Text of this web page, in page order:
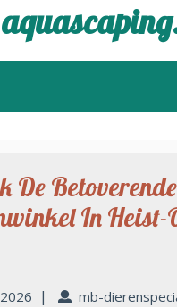
De Betoverende
In Heist-
|
mb-